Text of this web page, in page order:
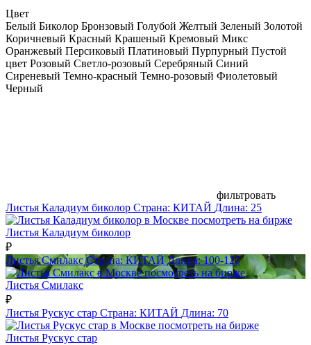
Цвет
Белый Биколор Бронзовый Голубой Желтый Зеленый Золотой
Коричневый Красный Крашеный Кремовый Микс
Оранжевый Персиковый Платиновый Пурпурный Пустой
цвет Розовый Светло-розовый Серебряный Синий
Сиреневый Темно-красный Темно-розовый Фиолетовый
Черный
фильтровать
Листья Каладиум биколор Страна: КИТАЙ Длина: 25
посмотреть на бирже
Листья Каладиум биколор
₽
Листья СмилаксСтрана:КИТАЙ Длина:100-120
посмотреть на бирже
Листья Смилакс
₽
Листья Рускус стар Страна: КИТАЙ Длина: 70
посмотреть на бирже
Листья Рускус стар